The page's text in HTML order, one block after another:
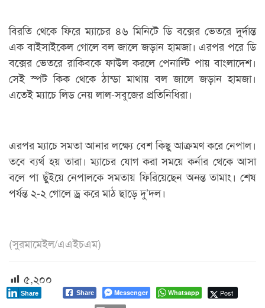
বিরতি থেকে ফিরে ম্যাচের ৪৬ মিনিটে ডি বক্সের ভেতরে দুর্দান্ত
এক বাইসাইকেল গোলে বল জালে জড়ান হামজা। এরপর পরে ডি
বক্সের ভেতরে রাকিবকে ফাউল করলে পেনাল্টি পায় বাংলাদেশ।
সেই স্পট কিক থেকে ঠান্ডা মাথায় বল জালে জড়ান হামজা।
এতেই ম্যাচে লিড নেয় লাল-সবুজের প্রতিনিধিরা।
এরপর ম্যাচে সমতা আনার লক্ষ্যে বেশ কিছু আক্রমণ করে নেপাল।
তবে ব্যর্থ হয় তারা। ম্যাচের যোগ করা সময়ে কর্নার থেকে আসা
বলে পা ছুঁইয়ে নেপালকে সমতায় ফিরিয়েছেন অনন্ত তামাং। শেষ
পর্যন্ত ২-২ গোলে ড্র করে মাঠ ছাড়ে দু’দল।
(সুরমামেইল/এএইচএম)
৫,২০০
Share Messenger Whatsapp Post
Share